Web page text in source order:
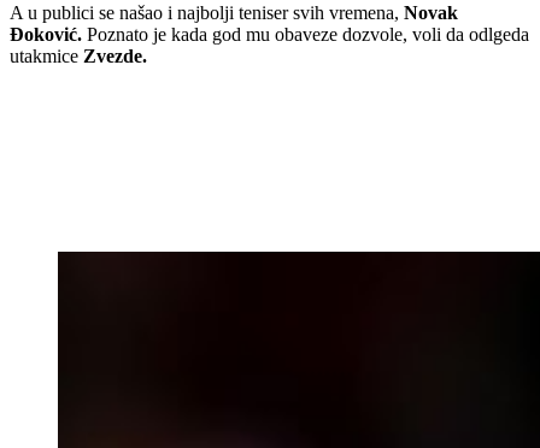
A u publici se našao i najbolji teniser svih vremena, Novak
Đoković. Poznato je kada god mu obaveze dozvole, voli da odlgeda
utakmice Zvezde.